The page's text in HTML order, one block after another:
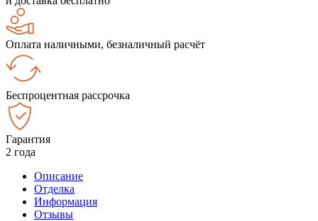
Оплата наличными, безналичный расчёт
Беспроцентная рассрочка
Гарантия
2 года
Описание
Отделка
Информация
Отзывы